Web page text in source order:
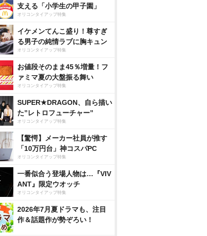
支える「小学生の甲子園」
オリコンタイアップ特集
イケメンてんこ盛り！尊すぎ
る男子の純情ラブに胸キュン
オリコンタイアップ特集
お値段そのまま45％増量！フ
ァミマ夏の大盤振る舞い
オリコンタイアップ特集
SUPER★DRAGON、自ら描い
た”レトロフューチャー”
オリコンタイアップ特集
【驚愕】メーカー社員が推す
「10万円台」神コスパPC
オリコンタイアップ特集
一番似合う登場人物は…『VIV
ANT』限定ウオッチ
オリコンタイアップ特集
2026年7月夏ドラマも、注目
作＆話題作が勢ぞろい！